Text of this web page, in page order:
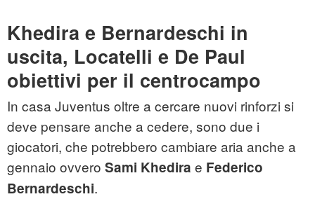
Khedira e Bernardeschi in
uscita, Locatelli e De Paul
obiettivi per il centrocampo
In casa Juventus oltre a cercare nuovi rinforzi si
deve pensare anche a cedere, sono due i
giocatori, che potrebbero cambiare aria anche a
gennaio ovvero Sami Khedira e Federico
Bernardeschi.